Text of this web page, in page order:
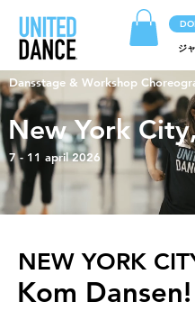
ジ
Dansstage & Workshop
New York
7 - 11 april 2026
NEW YORK
Kom Dansen!